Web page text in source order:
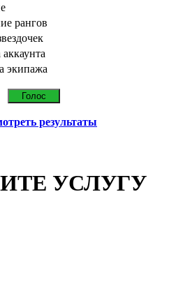
рангов
экипажа
результаты
УСЛУГУ